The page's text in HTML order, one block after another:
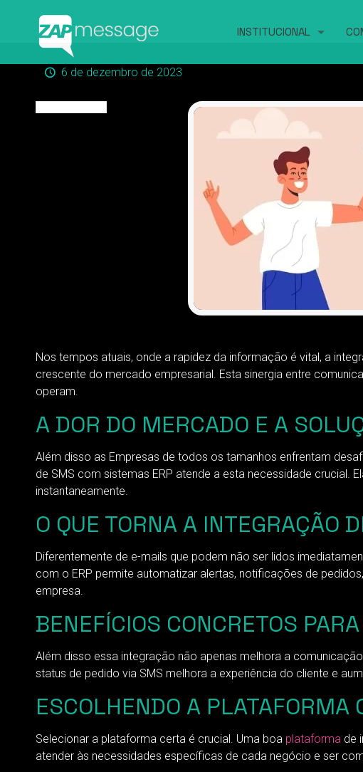
INSTITUCIONAL
6 de dezembro de 2023
Nos tempos atuais, onde a rapidez da informação é vital, a
crescente do mercado empresarial. Esta sinergia entre
operam.
A DOR DO MERCADO E A
Além disso as Empresas de todos os tamanhos enfrentam
de SMS com sistemas ERP atende a esta necessidade crucial.
instantaneamente.
O QUE TORNA A INTEGRAÇÃO
Diferentemente de e-mails que podem não ser lidos
com o ERP permite automatizar alertas, notificações de
empresa.
BENEFÍCIOS CONCRETOS
Além disso essa integração não apenas melhora a
status de pedido via SMS melhora a experiência do cliente e
ESCOLHENDO A PLATAFORMA
Selecionar a plataforma certa é crucial. Uma boa plataformade
atender às necessidades específicas de cada negócio e ser